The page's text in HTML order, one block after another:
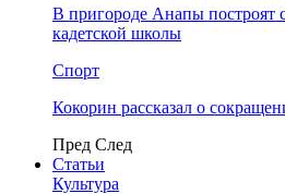
В пригороде Анапы построят
кадетской школы
Спорт
Кокорин рассказал о
Пред След
Статьи
Культура